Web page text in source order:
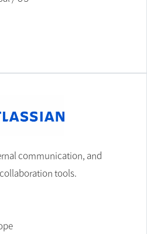
communication, and
tools.